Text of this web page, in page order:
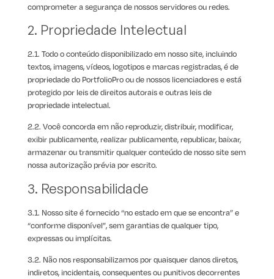
comprometer a segurança de nossos servidores ou redes.
2. Propriedade Intelectual
2.1. Todo o conteúdo disponibilizado em nosso site, incluindo
textos, imagens, vídeos, logotipos e marcas registradas, é de
propriedade do PortfolioPro ou de nossos licenciadores e está
protegido por leis de direitos autorais e outras leis de
propriedade intelectual.
2.2. Você concorda em não reproduzir, distribuir, modificar,
exibir publicamente, realizar publicamente, republicar, baixar,
armazenar ou transmitir qualquer conteúdo de nosso site sem
nossa autorização prévia por escrito.
3. Responsabilidade
3.1. Nosso site é fornecido “no estado em que se encontra” e
“conforme disponível”, sem garantias de qualquer tipo,
expressas ou implícitas.
3.2. Não nos responsabilizamos por quaisquer danos diretos,
indiretos, incidentais, consequentes ou punitivos decorrentes